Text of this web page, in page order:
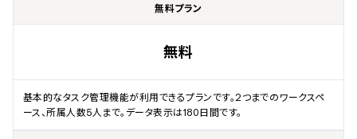
無料プラン
無料
基本的なタスク管理機能が利用できるプランです。2つまでのワークスペ
ース、所属人数5人まで。データ表示は180日間です。